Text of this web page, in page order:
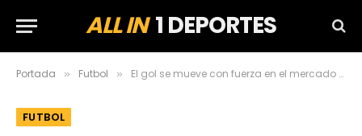
ALL IN1 DEPORTES
Portada » Futbol » El gol se mueve con fuerza en el mercado veraniego
FUTBOL